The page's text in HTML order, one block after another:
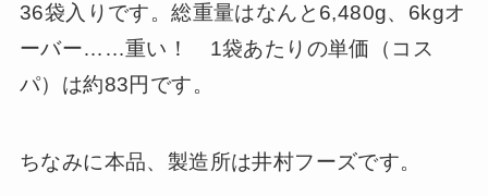
36袋入りです。総重量はなんと6,480g、6kgオ
ーバー……重い！ 1袋あたりの単価（コス
パ）は約83円です。
ちなみに本品、製造所は井村フーズです。